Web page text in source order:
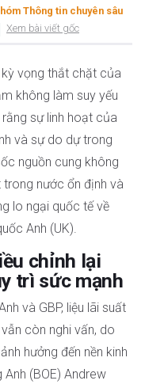
Thông tin chuyên sâu
Xem bài viết gốc
vọng thắt chặt của
không làm suy yếu
rằng sự linh hoạt của
và sự do dự trong
nguồn cung không
trong nước ổn định và
lo ngại quốc tế về
Anh (UK).
chỉnh lại
trì sức mạnh
và GBP, liệu lãi suất
còn nghi vấn, do
hưởng đến nền kinh
(BOE) Andrew